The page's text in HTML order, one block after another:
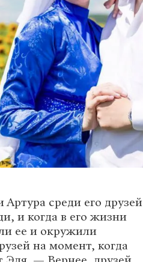
среди его друзей
и когда в его жизни
ее и окружили
на момент, когда